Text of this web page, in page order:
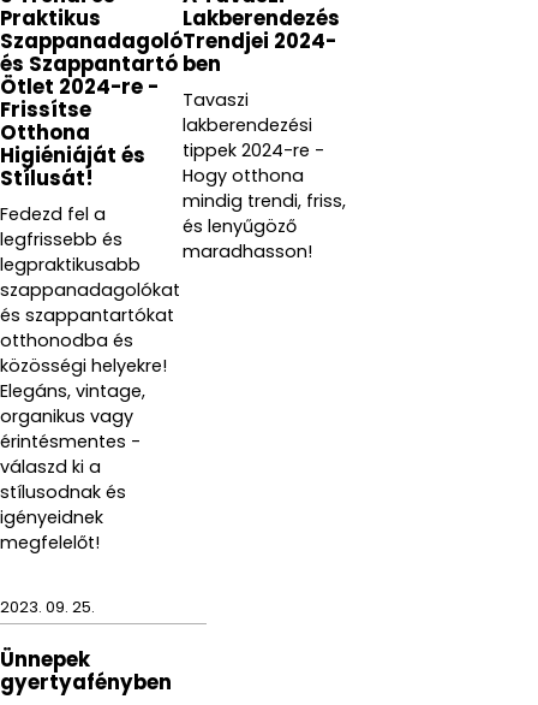
Praktikus
Szappanadagoló
és Szappantartó
Ötlet 2024-re -
Frissítse
Otthona
Higiéniáját és
Stílusát!
Fedezd fel a
legfrissebb és
legpraktikusabb
szappanadagolókat
és szappantartókat
otthonodba és
közösségi helyekre!
Elegáns, vintage,
organikus vagy
érintésmentes -
válaszd ki a
stílusodnak és
igényeidnek
megfelelőt!
Lakberendezés
Trendjei 2024-
ben
Tavaszi
lakberendezési
tippek 2024-re -
Hogy otthona
mindig trendi, friss,
és lenyűgöző
maradhasson!
2023. 09. 25.
Ünnepek
gyertyafényben